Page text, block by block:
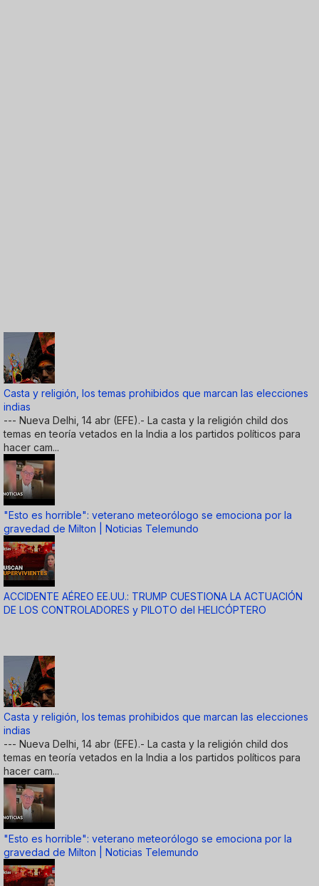
Casta y religión, los temas prohibidos que marcan las elecciones
indias
--- Nueva Delhi, 14 abr (EFE).- La casta y la religión child dos
temas en teoría vetados en la India a los partidos políticos para
hacer cam...
"Esto es horrible": veterano meteorólogo se emociona por la
gravedad de Milton | Noticias Telemundo
ACCIDENTE AÉREO EE.UU.: TRUMP CUESTIONA LA ACTUACIÓN
DE LOS CONTROLADORES y PILOTO del HELICÓPTERO
Casta y religión, los temas prohibidos que marcan las elecciones
indias
--- Nueva Delhi, 14 abr (EFE).- La casta y la religión child dos
temas en teoría vetados en la India a los partidos políticos para
hacer cam...
"Esto es horrible": veterano meteorólogo se emociona por la
gravedad de Milton | Noticias Telemundo